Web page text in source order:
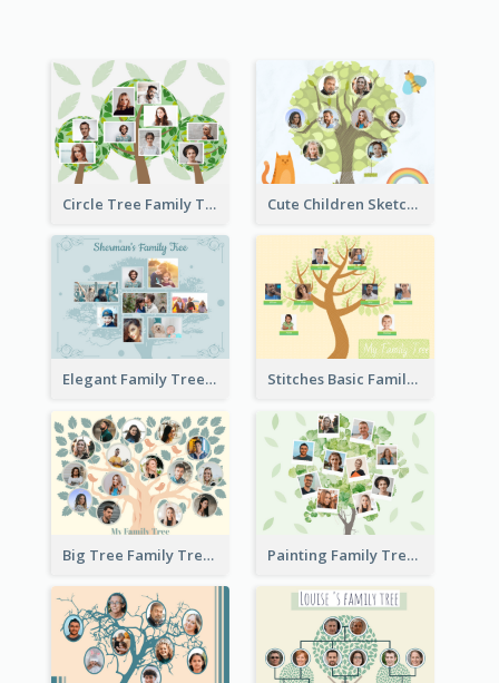
Circle Tree Family Tree Cute Children Sketch Family Tree
Elegant Family Tree Stitches Basic Family Tree
Big Tree Family Tree Painting Family Tree